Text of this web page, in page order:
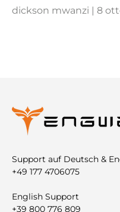
dickson mwanzi | 8
Support auf Deutsch &
+49 177 4706075
English Support
+39 800 776 809